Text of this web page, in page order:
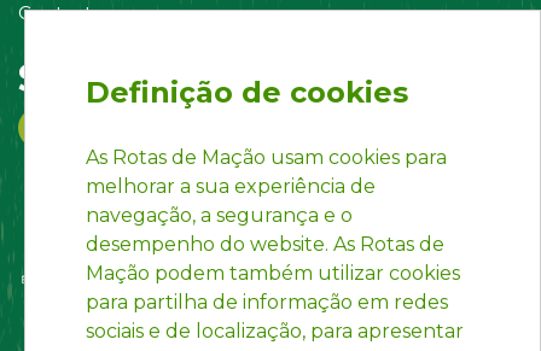
Contacte-nos
Siga-nos em:
Definição de cookies
As Rotas de Mação usam cookies para
melhorar a sua experiência de
navegação, a segurança e o
desempenho do website. As Rotas de
Mação podem também utilizar cookies
para partilha de informação em redes
sociais e de localização, para apresentar